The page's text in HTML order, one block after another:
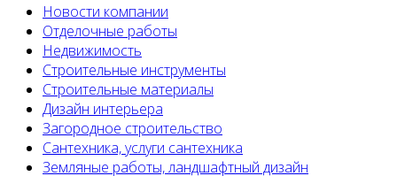
Новости компании
Отделочные работы
Недвижимость
Строительные инструменты
Строительные материалы
Дизайн интерьера
Загородное строительство
Сантехника, услуги сантехника
Земляные работы, ландшафтный дизайн